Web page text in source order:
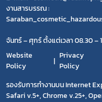
งานสารบรรณ :
จันทร์ – ศุกร์ ตั้งแต่เวลา 08.30 –
Website
Policy
Privacy
Policy
รองรับการทำงานบน Internet
Safari v.5+, Chrome v.25+,